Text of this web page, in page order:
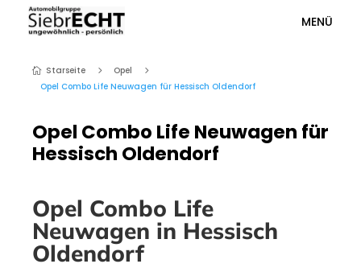
MENÜ
 Starseite 5 Opel
5
Opel Combo Life Neuwagen für Hessisch Oldendorf
Opel Combo Life Neuwagen für
Hessisch Oldendorf
Opel Combo Life
Neuwagen in Hessisch
Oldendorf